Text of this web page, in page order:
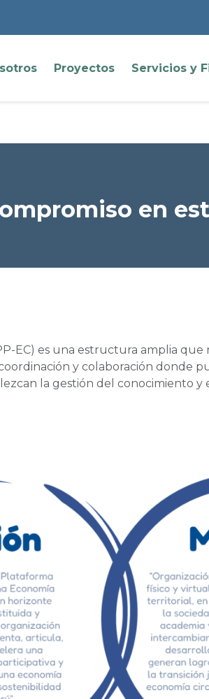
Proyectos Servicios y
en
EC) es una estructura amplia
y colaboración donde
la gestión del conocimiento